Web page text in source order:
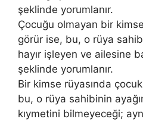
şeklinde yorumlanır.
Çocuğu olmayan bir
görür ise, bu, o rüya
hayır işleyen ve ailesine
şeklinde yorumlanır.
Bir kimse rüyasında
bu, o rüya sahibinin
kıymetini bilmeyeceği;